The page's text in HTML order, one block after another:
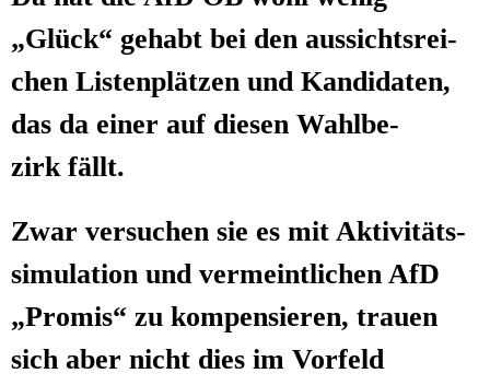
„Glück“ gehabt bei den aus­sichts­rei­
chen Lis­ten­plät­zen und Kan­di­da­ten,
das da einer auf die­sen Wahl­be­
zirk fällt.
Zwar ver­su­chen sie es mit Akti­vi­täts­
si­mu­la­ti­on und ver­meint­li­chen AfD
„Pro­mis“ zu kom­pen­sie­ren, trau­en
sich aber nicht dies im Vor­feld